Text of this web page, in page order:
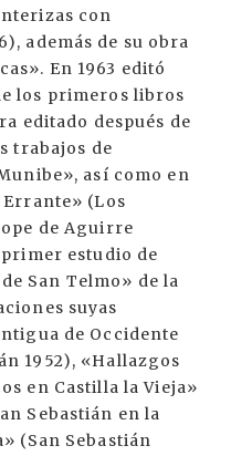
con
además de su obra
En 1963 editó
los primeros libros
editado después de
trabajos de
así como en
(Los
de Aguirre
estudio de
San Telmo» de la
suyas
de Occidente
1952), «Hallazgos
en Castilla la Vieja»
Sebastián en la
(San Sebastián